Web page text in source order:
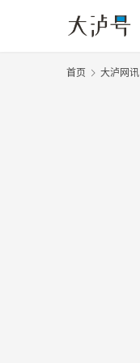
首页 大泸网讯